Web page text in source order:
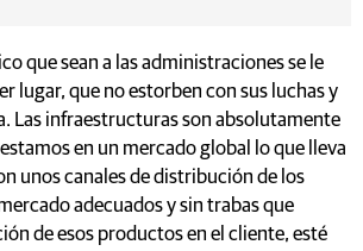
que sean a las administraciones se le
lugar, que no estorben con sus luchas y
Las infraestructuras son absolutamente
en un mercado global lo que lleva
unos canales de distribución de los
adecuados y sin trabas que
de esos productos en el cliente, esté